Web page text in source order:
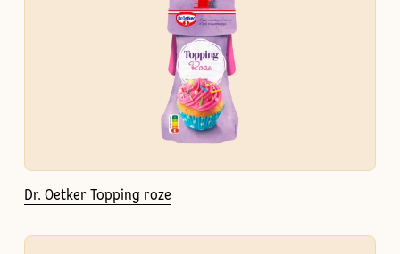
Dr. Oetker Topping roze